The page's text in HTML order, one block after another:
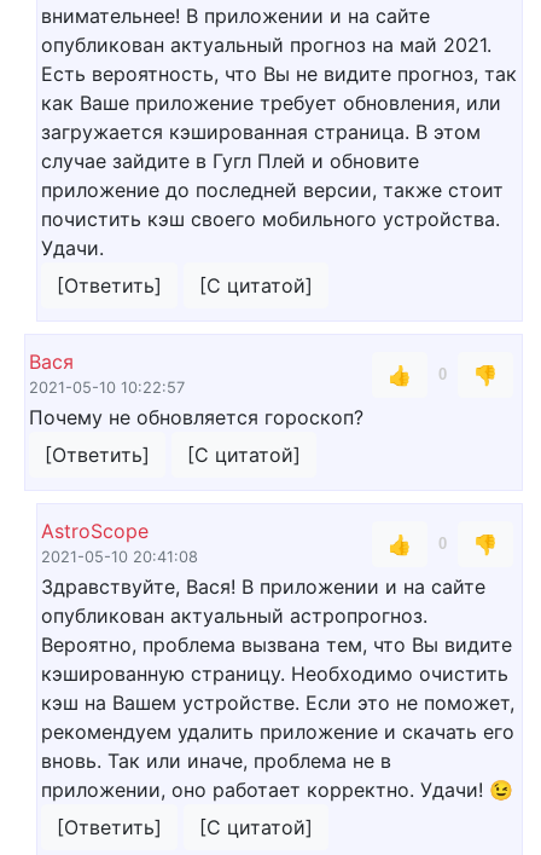
внимательнее! В приложении и на сайте
опубликован актуальный прогноз на май 2021.
Есть вероятность, что Вы не видите прогноз, так
как Ваше приложение требует обновления, или
загружается кэшированная страница. В этом
случае зайдите в Гугл Плей и обновите
приложение до последней версии, также стоит
почистить кэш своего мобильного устройства.
Удачи.
[Ответить]
[С цитатой]
Вася
2021-05-10 10:22:57
👍 0
👎
Почему не обновляется гороскоп?
[Ответить]
[С цитатой]
AstroScope
2021-05-10 20:41:08
👍 0
👎
Здравствуйте, Вася! В приложении и на сайте
опубликован актуальный астропрогноз.
Вероятно, проблема вызвана тем, что Вы видите
кэшированную страницу. Необходимо очистить
кэш на Вашем устройстве. Если это не поможет,
рекомендуем удалить приложение и скачать его
вновь. Так или иначе, проблема не в
приложении, оно работает корректно. Удачи! 😉
[Ответить]
[С цитатой]